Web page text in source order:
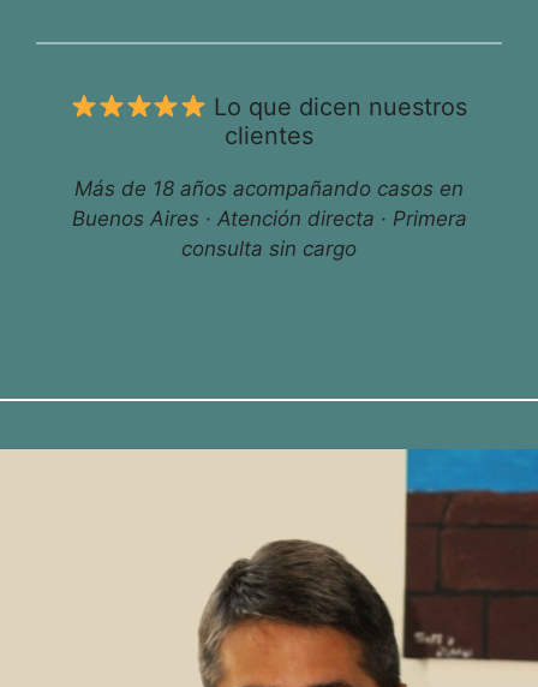
Lo que dicen nuestros
clientes
Más de 18 años acompañando casos en
Buenos Aires · Atención directa · Primera
consulta sin cargo